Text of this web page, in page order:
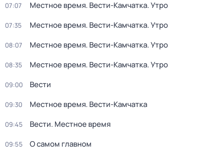
07:07 Местное время. Вести-Камчатка. Утро
07:35 Местное время. Вести-Камчатка. Утро
08:07 Местное время. Вести-Камчатка. Утро
08:35 Местное время. Вести-Камчатка. Утро
09:00 Вести
09:30 Местное время. Вести-Камчатка
09:45 Вести. Местное время
09:55 О самом главном